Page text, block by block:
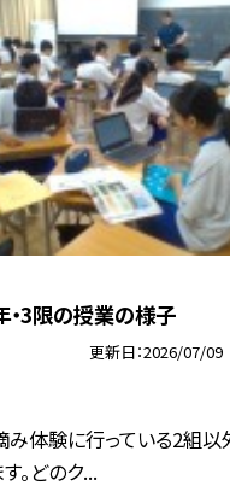
3限の授業の様子
更新日 2026/07/09
み体験に行っている2組以
。どのク...